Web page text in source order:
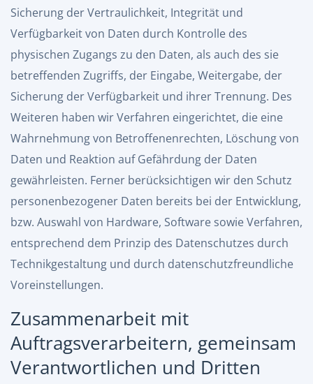
Sicherung der Vertraulichkeit, Integrität und
Verfügbarkeit von Daten durch Kontrolle des
physischen Zugangs zu den Daten, als auch des sie
betreffenden Zugriffs, der Eingabe, Weitergabe, der
Sicherung der Verfügbarkeit und ihrer Trennung. Des
Weiteren haben wir Verfahren eingerichtet, die eine
Wahrnehmung von Betroffenenrechten, Löschung von
Daten und Reaktion auf Gefährdung der Daten
gewährleisten. Ferner berücksichtigen wir den Schutz
personenbezogener Daten bereits bei der Entwicklung,
bzw. Auswahl von Hardware, Software sowie Verfahren,
entsprechend dem Prinzip des Datenschutzes durch
Technikgestaltung und durch datenschutzfreundliche
Voreinstellungen.
Zusammenarbeit mit
Auftragsverarbeitern, gemeinsam
Verantwortlichen und Dritten